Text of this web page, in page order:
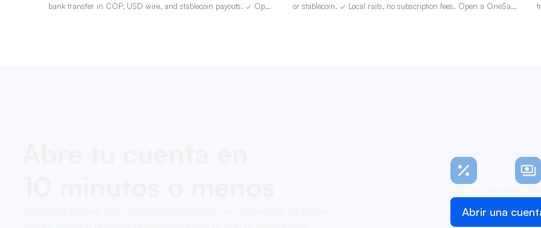
bank transfer in COP, USD wire, and stablecoin payouts. ✓ Open
or stablecoin. ✓ Local rails, no subscription fees. Open a OneSafe
Abrir una